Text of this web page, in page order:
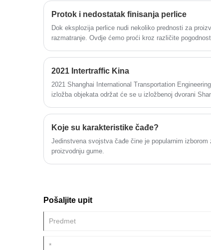
Protok i nedostatak finisanja perlice
Dok eksplozija perlice nudi nekoliko prednosti za
razmatranje. Ovdje ćemo proći kroz različite
2021 Intertraffic Kina
2021 Shanghai International Transportation
izložba objekata održat će se u izložbenoj dvorani
Koje su karakteristike čađe?
Jedinstvena svojstva čađe čine je popularnim
proizvodnju gume.
Pošaljite upit